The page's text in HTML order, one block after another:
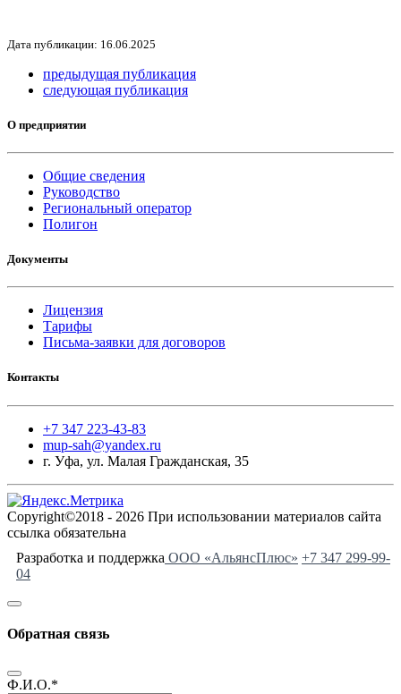
Дата публикации: 16.06.2025
предыдущая публикация
следующая публикация
О предприятии
Общие сведения
Руководство
Региональный оператор
Полигон
Документы
Лицензия
Тарифы
Письма-заявки для договоров
Контакты
+7 347 223-43-83
mup-sah@yandex.ru
г. Уфа, ул. Малая Гражданская, 35
Copyright©2018 - 2026 При использовании материалов сайта
ссылка обязательна
Разработка и поддержка ООО «АльянсПлюс» +7 347 299-99-
04
Обратная связь
Ф.И.О.*